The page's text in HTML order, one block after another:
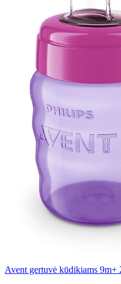
Avent gertuvė kūdikiams 9m+